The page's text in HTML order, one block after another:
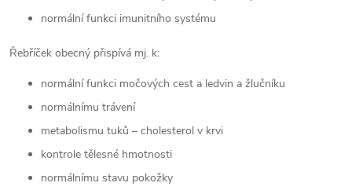
normální funkci imunitního systému
Řebříček obecný přispívá mj. k:
normální funkci močových cest a ledvin a žlučníku
normálnímu trávení
metabolismu tuků – cholesterol v krvi
kontrole tělesné hmotnosti
normálnímu stavu pokožky